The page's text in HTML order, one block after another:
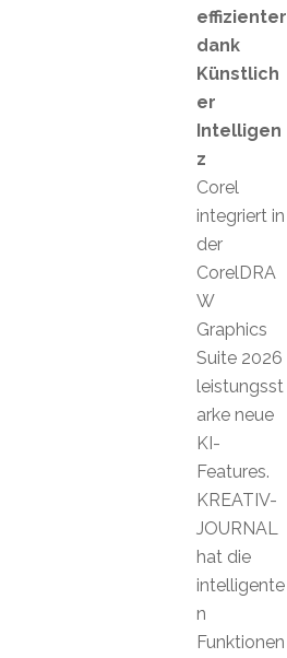
effizienter
dank
Künstlich
er
Intelligen
z
Corel
integriert in
der
CorelDRA
W
Graphics
Suite 2026
leistungsst
arke neue
KI-
Features.
KREATIV-
JOURNAL
hat die
intelligente
n
Funktionen